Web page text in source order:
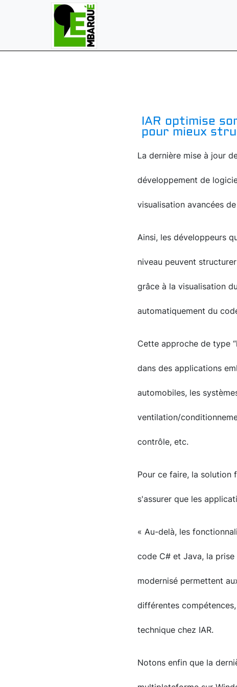
IAR optimise
pour mieux
La dernière mise à jour
développement de
visualisation avancées
Ainsi, les développeurs
niveau peuvent
grâce à la visualisation
automatiquement du
Cette approche de type
dans des applications
automobiles, les
ventilation/
contrôle, etc.
Pour ce faire, la
s'assurer que les
« Au-delà, les
code C# et Java, la
modernisé permettent
différentes
technique chez IAR.
Notons enfin que la